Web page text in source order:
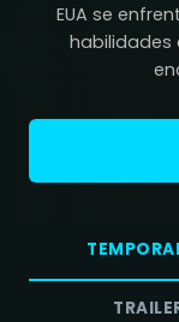
EUA se
habilidades